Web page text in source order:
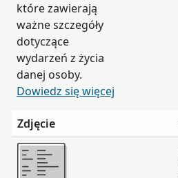
które zawierają
ważne szczegóły
dotyczące
wydarzeń z życia
danej osoby.
Dowiedz się więcej
Zdjęcie
Więcej